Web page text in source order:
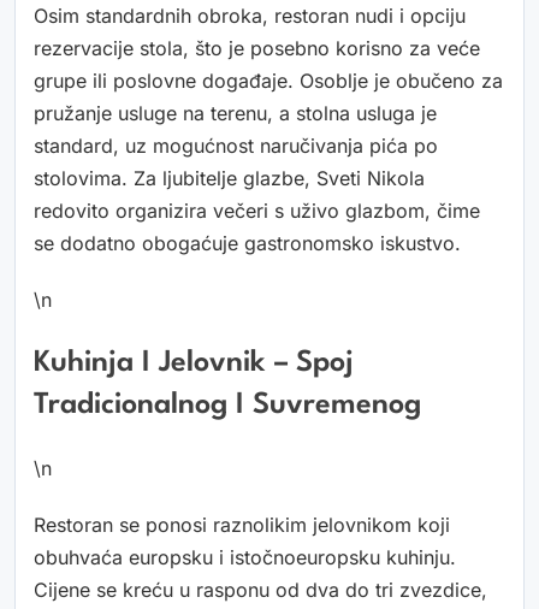
Osim standardnih obroka, restoran nudi i opciju
rezervacije stola, što je posebno korisno za veće
grupe ili poslovne događaje. Osoblje je obučeno za
pružanje usluge na terenu, a stolna usluga je
standard, uz mogućnost naručivanja pića po
stolovima. Za ljubitelje glazbe, Sveti Nikola
redovito organizira večeri s uživo glazbom, čime
se dodatno obogaćuje gastronomsko iskustvo.
\n
Kuhinja I Jelovnik – Spoj
Tradicionalnog I Suvremenog
\n
Restoran se ponosi raznolikim jelovnikom koji
obuhvaća europsku i istočnoeuropsku kuhinju.
Cijene se kreću u rasponu od dva do tri zvezdice,